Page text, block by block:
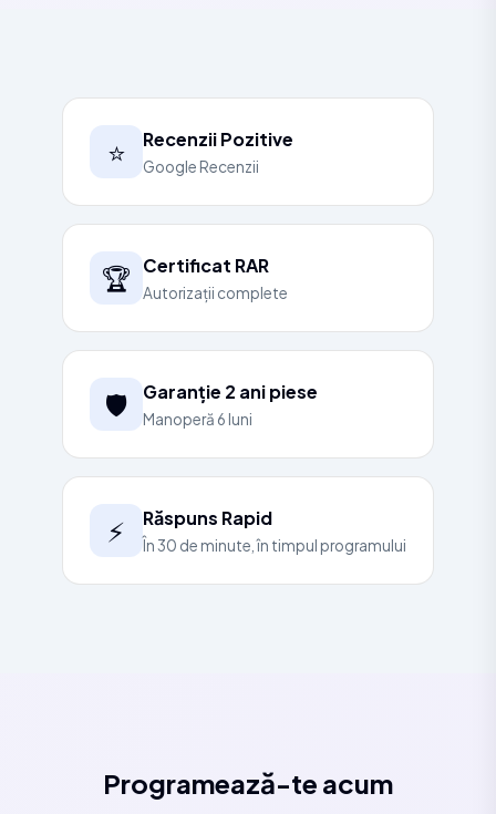
⭐ Recenzii Pozitive
Google Recenzii
🏆 Certificat RAR
Autorizații complete
🛡️ Garanție 2 ani piese
Manoperă 6 luni
⚡ Răspuns Rapid
În 30 de minute, în timpul programului
Programează-te acum